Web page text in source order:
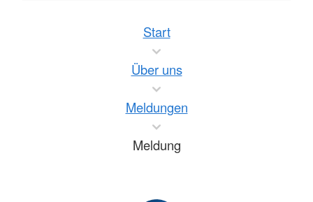
Start
Über uns
Meldungen
Meldung